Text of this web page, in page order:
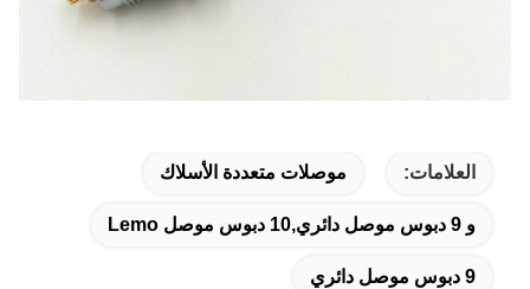
العلامات: موصلات متعددة الأسلاك
و 9 دبوس موصل دائري,10 دبوس موصل Lemo
9 دبوس موصل دائري